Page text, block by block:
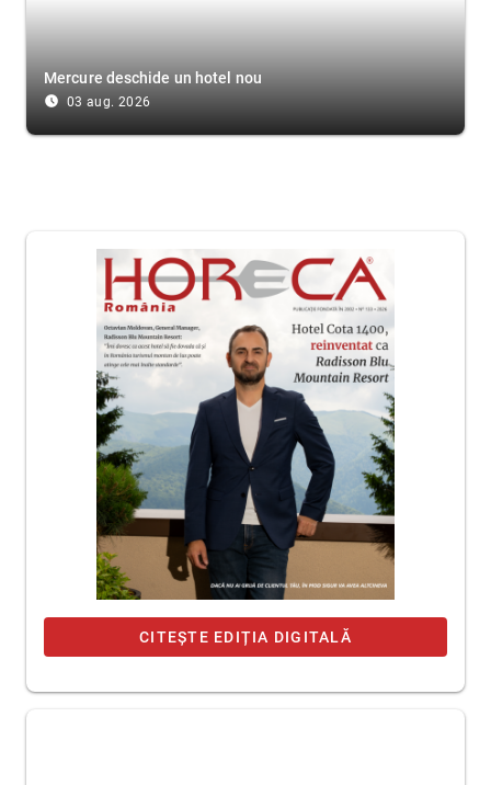
Mercure deschide un hotel nou
access_time_filled 03 aug. 2026
CITEȘTE EDIȚIA DIGITALĂ